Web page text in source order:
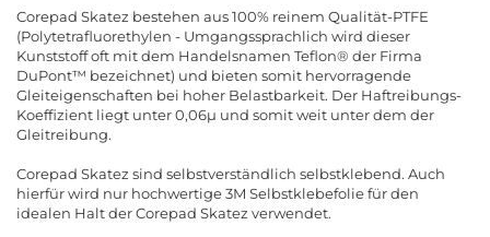
Corepad Skatez bestehen aus 100% reinem Qualität-PTFE
(Polytetrafluorethylen - Umgangssprachlich wird dieser
Kunststoff oft mit dem Handelsnamen Teflon® der Firma
DuPont™ bezeichnet) und bieten somit hervorragende
Gleiteigenschaften bei hoher Belastbarkeit. Der Haftreibungs-
Koeffizient liegt unter 0,06µ und somit weit unter dem der
Gleitreibung.
Corepad Skatez sind selbstverständlich selbstklebend. Auch
hierfür wird nur hochwertige 3M Selbstklebefolie für den
idealen Halt der Corepad Skatez verwendet.